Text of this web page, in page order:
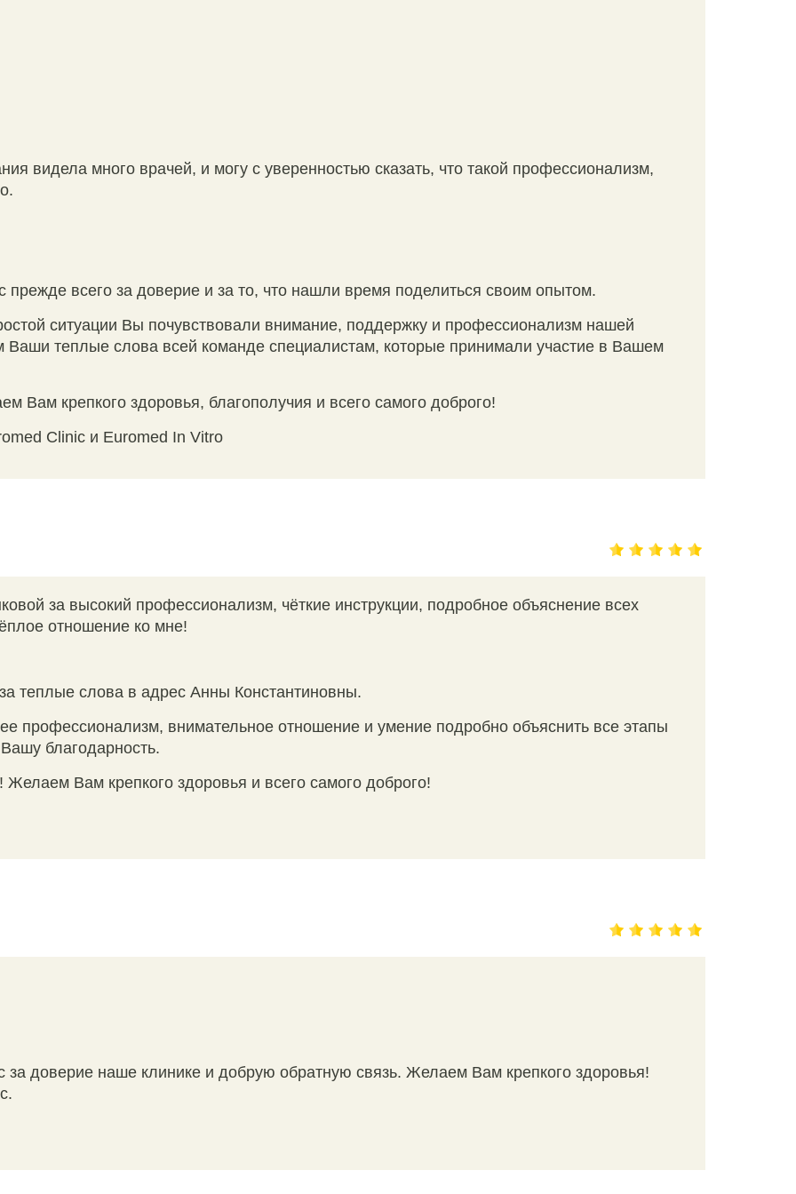
видела много врачей, и могу с уверенностью сказать, что такой профессионализм,
всего за доверие и за то, что нашли время поделиться своим опытом.
ситуации Вы почувствовали внимание, поддержку и профессионализм нашей
теплые слова всей команде специалистам, которые принимали участие в Вашем
Вам крепкого здоровья, благополучия и всего самого доброго!
Clinic и Euromed In Vitro
за высокий профессионализм, чёткие инструкции, подробное объяснение всех
отношение ко мне!
теплые слова в адрес Анны Константиновны.
профессионализм, внимательное отношение и умение подробно объяснить все этапы
благодарность.
Вам крепкого здоровья и всего самого доброго!
доверие наше клинике и добрую обратную связь. Желаем Вам крепкого здоровья!